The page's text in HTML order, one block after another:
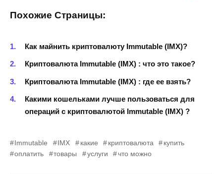
Похожие Страницы:
Как майнить криптовалюту Immutable (IMX)?
Криптовалюта Immutable (IMX) : что это такое?
Криптовалюта Immutable (IMX) : где ее взять?
Какими кошельками лучше пользоваться для
операций с криптовалютой Immutable (IMX) ?
Immutable IMX какие криптовалюта
купить
оплатить
товары услуги что можно